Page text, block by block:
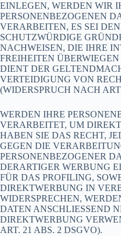
EINLEGEN, WERDEN WIR
PERSONENBEZOGENEN
VERARBEITEN, ES SEI
SCHUTZWÜRDIGE
NACHWEISEN, DIE IHRE
FREIHEITEN
DIENT DER
VERTEIDIGUNG VON
(WIDERSPRUCH NACH
WERDEN IHRE
VERARBEITET, UM
HABEN SIE DAS RECHT,
GEGEN DIE
PERSONENBEZOGENER
DERARTIGER WERBUNG
FÜR DAS PROFILING,
DIREKTWERBUNG IN
WIDERSPRECHEN,
DATEN ANSCHLIESSEND
DIREKTWERBUNG
ART. 21 ABS. 2 DSGVO).